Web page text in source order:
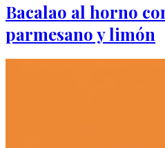
Bacalao al horno
parmesano y limón